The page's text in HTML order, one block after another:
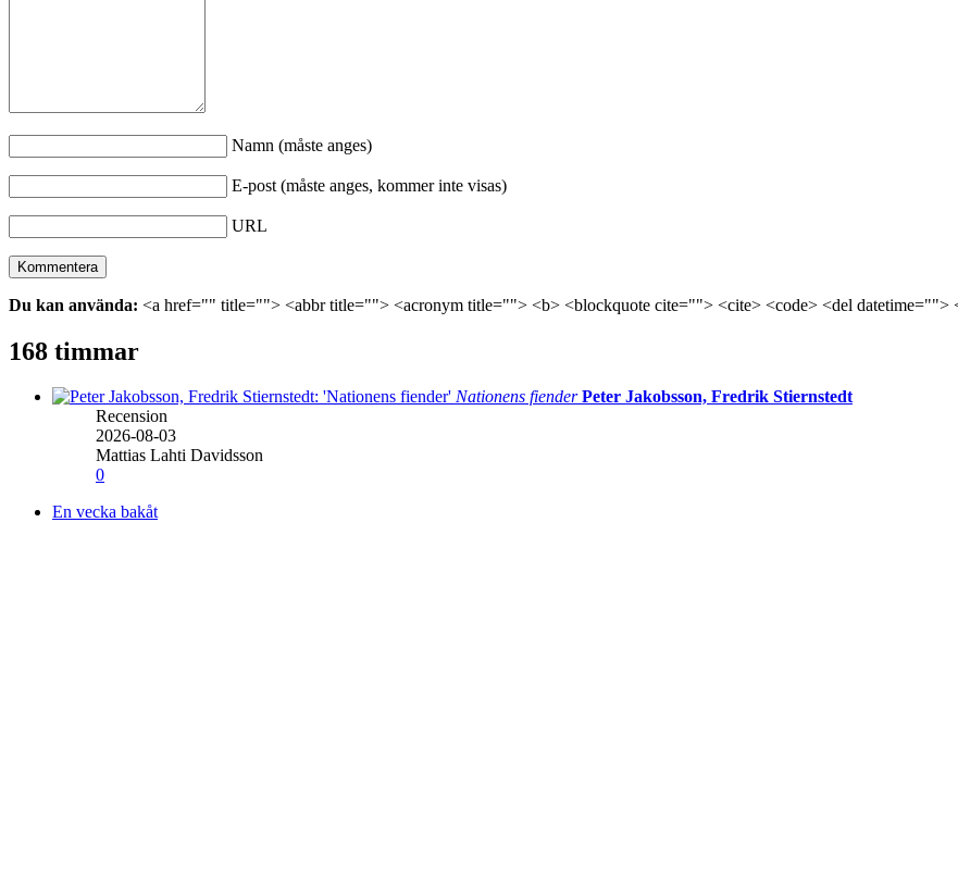
Namn (måste anges)
E-post (måste anges, kommer inte visas)
URL
Du kan använda: <a href="" title=""> <abbr title=""> <acronym title=""> <b> <blockquote cite=""> <cite> <code> <del datetime="">
168 timmar
Nationens fiender Peter Jakobsson, Fredrik Stiernstedt
Recension
2026-08-03
Mattias Lahti Davidsson
0
En vecka bakåt